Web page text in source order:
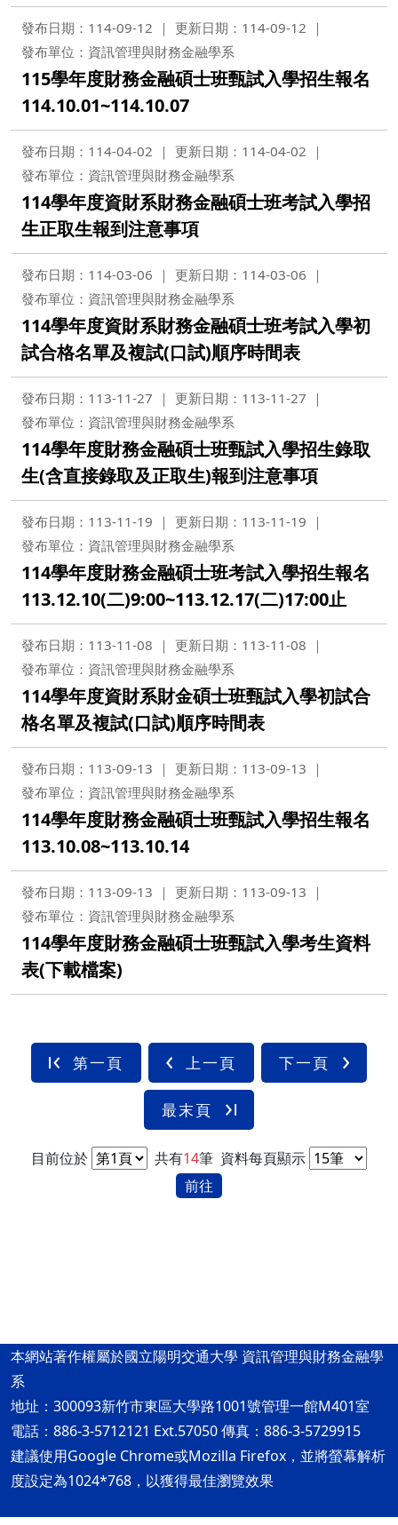
發布日期：114-09-12
更新日期：114-09-12
發布單位：資訊管理與財務金融學系
115學年度財務金融碩士班甄試入學招生報名
114.10.01~114.10.07
發布日期：114-04-02
更新日期：114-04-02
發布單位：資訊管理與財務金融學系
114學年度資財系財務金融碩士班考試入學招
生正取生報到注意事項
發布日期：114-03-06
更新日期：114-03-06
發布單位：資訊管理與財務金融學系
114學年度資財系財務金融碩士班考試入學初
試合格名單及複試(口試)順序時間表
發布日期：113-11-27
更新日期：113-11-27
發布單位：資訊管理與財務金融學系
114學年度財務金融碩士班甄試入學招生錄取
生(含直接錄取及正取生)報到注意事項
發布日期：113-11-19
更新日期：113-11-19
發布單位：資訊管理與財務金融學系
114學年度財務金融碩士班考試入學招生報名
113.12.10(二)9:00~113.12.17(二)17:00止
發布日期：113-11-08
更新日期：113-11-08
發布單位：資訊管理與財務金融學系
114學年度資財系財金碩士班甄試入學初試合
格名單及複試(口試)順序時間表
發布日期：113-09-13
更新日期：113-09-13
發布單位：資訊管理與財務金融學系
114學年度財務金融碩士班甄試入學招生報名
113.10.08~113.10.14
發布日期：113-09-13
更新日期：113-09-13
發布單位：資訊管理與財務金融學系
114學年度財務金融碩士班甄試入學考生資料
表(下載檔案)
第一頁 上一頁 下一頁
最末頁
目前位於 共有14筆 資料每頁顯示
前往
本網站著作權屬於國立陽明交通大學 資訊管理與財務金融學
系
地址：300093新竹市東區大學路1001號管理一館M401室
電話：886-3-5712121 Ext.57050 傳真：886-3-5729915
建議使用Google Chrome或Mozilla Firefox，並將螢幕解析
度設定為1024*768，以獲得最佳瀏覽效果